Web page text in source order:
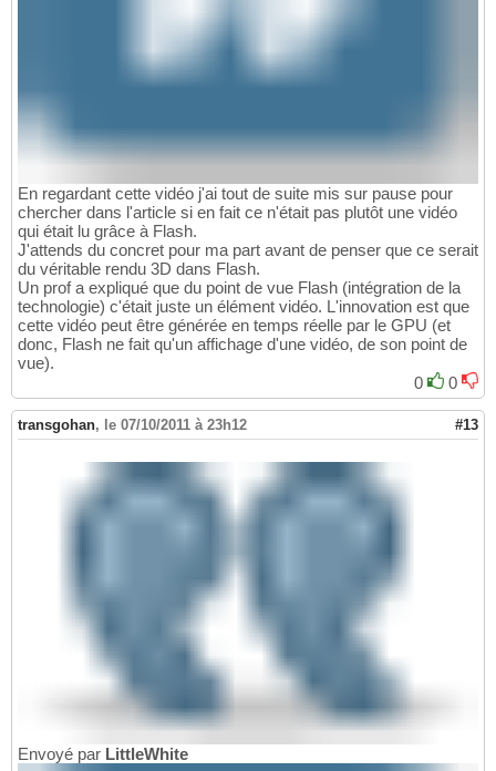
En regardant cette vidéo j'ai tout de suite mis sur pause pour
chercher dans l'article si en fait ce n'était pas plutôt une vidéo
qui était lu grâce à Flash.
J'attends du concret pour ma part avant de penser que ce serait
du véritable rendu 3D dans Flash.
Un prof a expliqué que du point de vue Flash (intégration de la
technologie) c'était juste un élément vidéo. L'innovation est que
cette vidéo peut être générée en temps réelle par le GPU (et
donc, Flash ne fait qu'un affichage d'une vidéo, de son point de
vue).
0
0
transgohan, le 07/10/2011 à 23h12 #13
Envoyé par LittleWhite